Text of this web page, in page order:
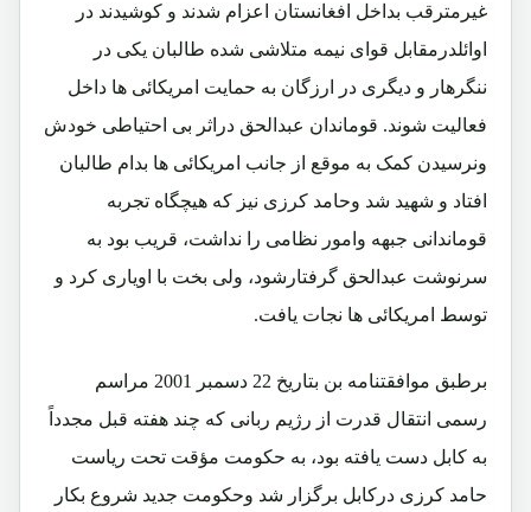
غیرمترقب بداخل افغانستان اعزام شدند و کوشیدند در
اوائلدرمقابل قوای نیمه متلاشی شده طالبان یکی در
ننگرهار و دیگری در ارزگان به حمایت امریکائی ها داخل
فعالیت شوند. قوماندان عبدالحق دراثر بی احتیاطی خودش
ونرسیدن کمک به موقع از جانب امریکائی ها بدام طالبان
افتاد و شهید شد وحامد کرزی نیز که هیچگاه تجربه
قوماندانی جبهه وامور نظامی را نداشت، قریب بود به
سرنوشت عبدالحق گرفتارشود، ولی بخت با اویاری کرد و
توسط امریکائی ها نجات یافت.
برطبق موافقتنامه بن بتاریخ 22 دسمبر 2001 مراسم
رسمی انتقال قدرت از رژیم ربانی که چند هفته قبل مجدداً
به کابل دست یافته بود، به حکومت مؤقت تحت ریاست
حامد کرزی درکابل برگزار شد وحکومت جدید شروع بکار